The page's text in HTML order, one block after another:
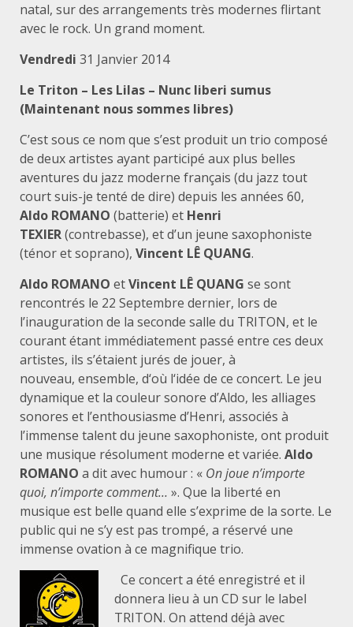
natal, sur des arrangements très modernes flirtant
avec le rock. Un grand moment.
Vendredi 31 Janvier 2014
Le Triton – Les Lilas – Nunc liberi sumus
(Maintenant nous sommes libres)
C’est sous ce nom que s’est produit un trio composé
de deux artistes ayant participé aux plus belles
aventures du jazz moderne français (du jazz tout
court suis-je tenté de dire) depuis les années 60,
Aldo ROMANO (batterie) et Henri
TEXIER(contrebasse), et d’un jeune saxophoniste
(ténor et soprano), Vincent LÊ QUANG.
Aldo ROMANO etVincent LÊ QUANG se sont
rencontrés le 22 Septembre dernier, lors de
l’inauguration de la seconde salle du TRITON, et le
courant étant immédiatement passé entre ces deux
artistes, ils s’étaient jurés de jouer, à
nouveau, ensemble, d‘où l‘idée de ce concert. Le jeu
dynamique et la couleur sonore d’Aldo, les alliages
sonores et l’enthousiasme d’Henri, associés à
l’immense talent du jeune saxophoniste, ont produit
une musique résolument moderne et variée. Aldo
ROMANO a dit avec humour : « On joue n’importe
quoi, n’importe comment… ». Que la liberté en
musique est belle quand elle s’exprime de la sorte. Le
public qui ne s’y est pas trompé, a réservé une
immense ovation à ce magnifique trio.
Ce concert a été enregistré et il
donnera lieu à un CD sur le label
TRITON. On attend déjà avec